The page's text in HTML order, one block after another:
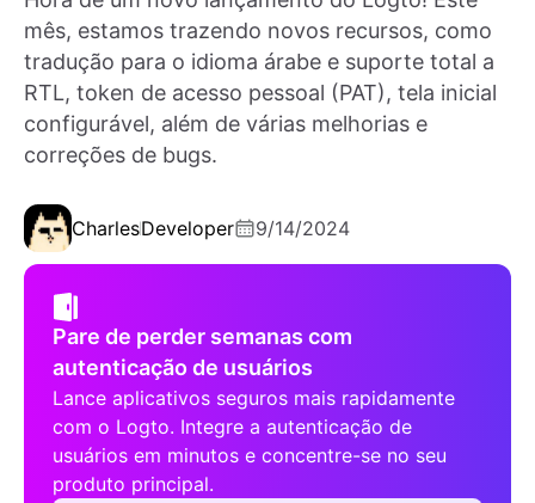
mês, estamos trazendo novos recursos, como
tradução para o idioma árabe e suporte total a
RTL, token de acesso pessoal (PAT), tela inicial
configurável, além de várias melhorias e
correções de bugs.
CharlesDeveloper 9/14/2024
Pare de perder semanas com
autenticação de usuários
Lance aplicativos seguros mais rapidamente
com o Logto. Integre a autenticação de
usuários em minutos e concentre-se no seu
produto principal.